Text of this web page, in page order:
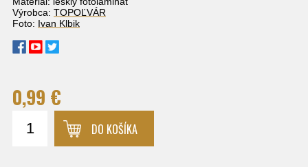
Výrobca: TOPOĽVÁR
Foto: Ivan Klbik
0,99 €
DO KOŠÍKA